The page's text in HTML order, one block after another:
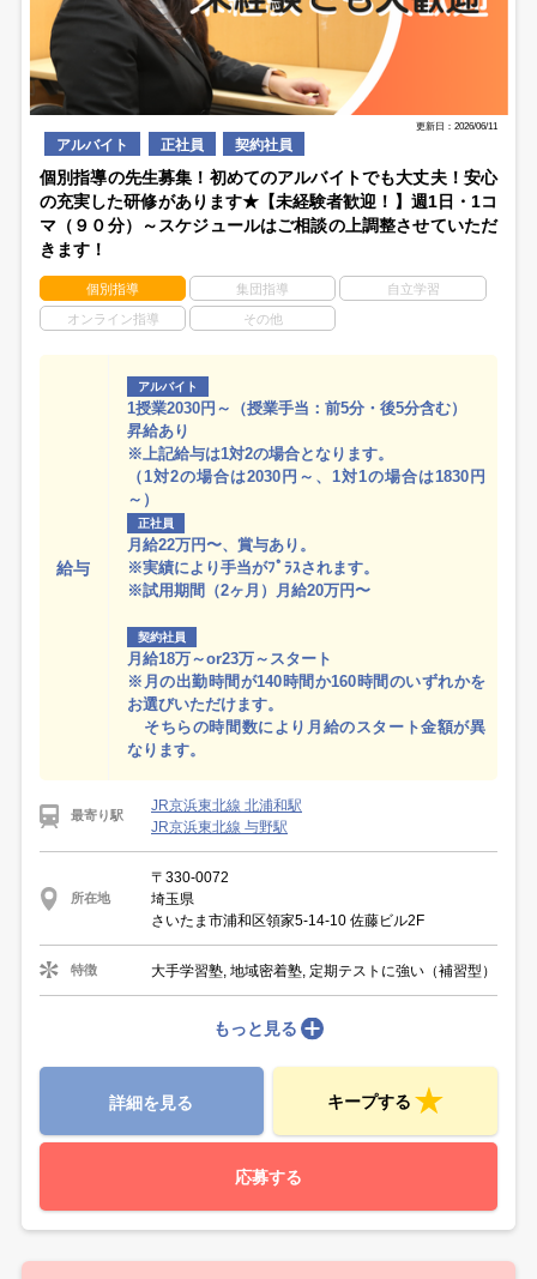
更新日：2026/06/11
アルバイト 正社員 契約社員
個別指導の先生募集！初めてのアルバイトでも大丈夫！安心
の充実した研修があります★【未経験者歓迎！】週1日・1コ
マ（９０分）～スケジュールはご相談の上調整させていただ
きます！
個別指導 集団指導 自立学習
オンライン指導 その他
給与
アルバイト
1授業2030円～（授業手当：前5分・後5分含む）
昇給あり
※上記給与は1対2の場合となります。
（1対2の場合は2030円～、1対1の場合は1830円
～）
正社員
月給22万円〜、賞与あり。
※実績により手当がﾌﾟﾗｽされます。
※試用期間（2ヶ月）月給20万円〜
契約社員
月給18万～or23万～スタート
※月の出勤時間が140時間か160時間のいずれかを
お選びいただけます。
そちらの時間数により月給のスタート金額が異
なります。
最寄り駅
JR京浜東北線 北浦和駅
JR京浜東北線 与野駅
所在地
〒330-0072
埼玉県
さいたま市浦和区領家5-14-10 佐藤ビル2F
特徴 大手学習塾, 地域密着塾, 定期テストに強い（補習型）
もっと見る
詳細を見る キープする
応募する